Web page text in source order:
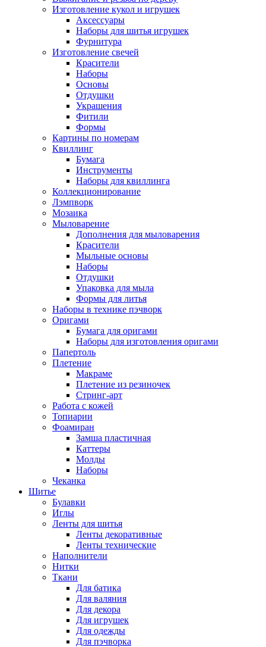
Изготовление кукол и игрушек
Аксессуары
Наборы для шитья игрушек
Фурнитура
Изготовление свечей
Красители
Наборы
Основы
Отдушки
Украшения
Фитили
Формы
Картины по номерам
Квиллинг
Бумага
Инструменты
Наборы для квиллинга
Коллекционирование
Лэмпворк
Мозаика
Мыловарение
Дополнения для мыловарения
Красители
Мыльные основы
Наборы
Отдушки
Упаковка для мыла
Формы для литья
Наборы в технике пэчворк
Оригами
Бумага для оригами
Наборы для изготовления оригами
Папертоль
Плетение
Макраме
Плетение из резиночек
Стринг-арт
Работа с кожей
Топиарии
Фоамиран
Замша пластичная
Каттеры
Молды
Наборы
Чеканка
Шитье
Булавки
Иглы
Ленты для шитья
Ленты декоративные
Ленты технические
Наполнители
Нитки
Ткани
Для батика
Для валяния
Для декора
Для игрушек
Для одежды
Для пэчворка